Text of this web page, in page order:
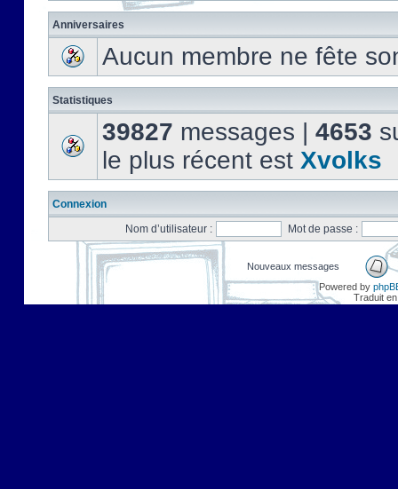
Anniversaires
Aucun membre ne fête
Statistiques
39827 messages | 4653
le plus récent est Xvolks
Connexion
Nom d’utilisateur :
Mot de passe :
Nouveaux messages
Powered by
Traduit